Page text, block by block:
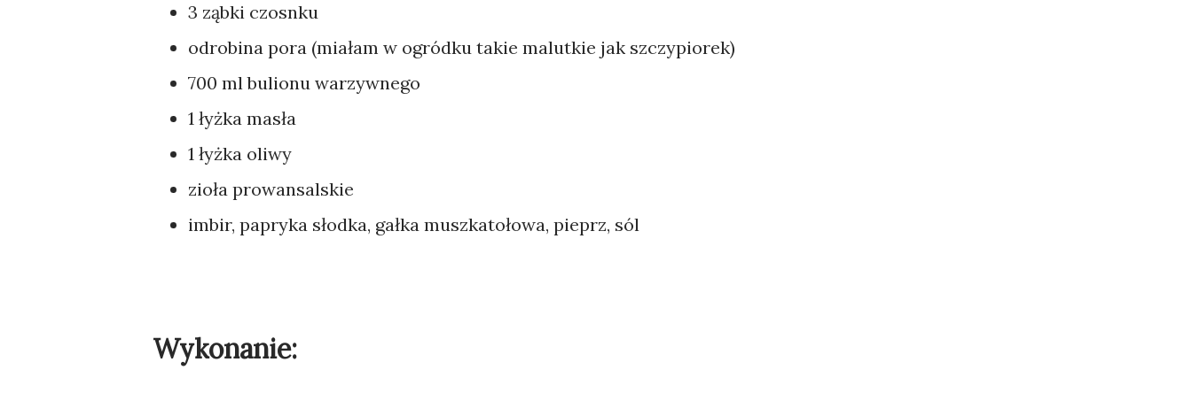
3 ząbki czosnku
odrobina pora (miałam w ogródku takie malutkie jak szczypiorek)
700 ml bulionu warzywnego
1 łyżka masła
1 łyżka oliwy
zioła prowansalskie
imbir, papryka słodka, gałka muszkatołowa, pieprz, sól
Wykonanie: